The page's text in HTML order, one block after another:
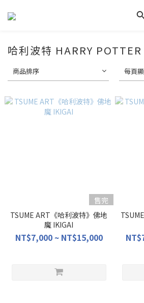
哈利波特 HARRY POTTER
商品排序 每頁
售完
TSUME ART《哈利波特》佛地
魔 IKIGAI
NT$7,000 ~ NT$15,000